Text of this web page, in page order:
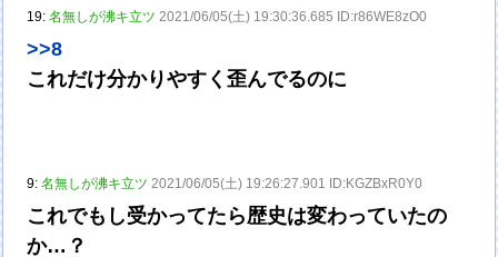
19:名無しが沸キ立ツ 2021/06/05(土) 19:30:36.685 ID:r86WE8zO0
>>8
これだけ分かりやすく歪んでるのに
9:名無しが沸キ立ツ 2021/06/05(土) 19:26:27.901 ID:KGZBxR0Y0
これでもし受かってたら歴史は変わっていたの
か…？